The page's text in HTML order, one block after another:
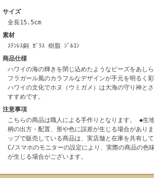
サイズ
全長15.5cm
素材
ｽﾃﾝﾚｽ銅 ｶﾞﾗｽ 樹脂 ｼﾞﾙｺﾝ
商品仕様
ハワイの海の輝きを閉じ込めたようなビーズをあしら
フラガール風のカラフルなデザインが手元を明るく彩
ハワイの文化でホヌ（ウミガメ）は大海の守り神と
すすめです。
注意事項
こちらの商品は職人による手作りとなります。 ◆生
柄の出方・配置、形や色に誤差が生じる場合があり
ップで販売している商品は、実店舗と在庫を共有し
C/スマホのモニターの設定により、実際の商品の色
が生じる場合がございます。